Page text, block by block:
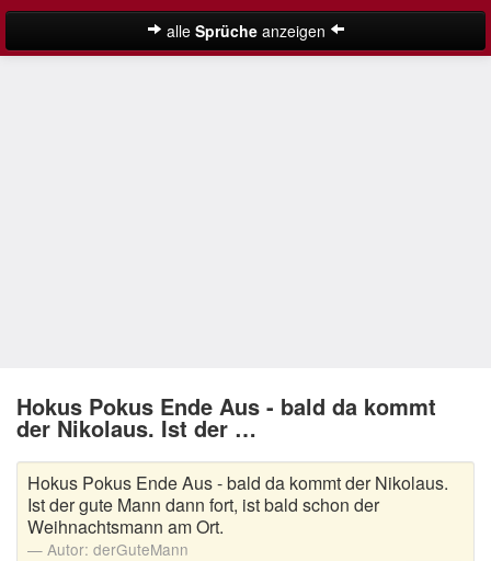
alle Sprücheanzeigen
Nikolaus Sprüche
Schöne Weihnachtssprüche
Weihnachtsgedichte
Weihnachtsgrüße
Hokus Pokus Ende Aus - bald da kommt
der Nikolaus. Ist der …
Hokus Pokus Ende Aus - bald da kommt der Nikolaus.
Ist der gute Mann dann fort, ist bald schon der
Weihnachtsmann am Ort.
Autor: derGuteMann